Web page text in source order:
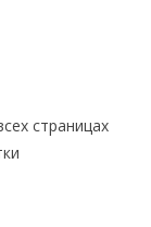
страницах